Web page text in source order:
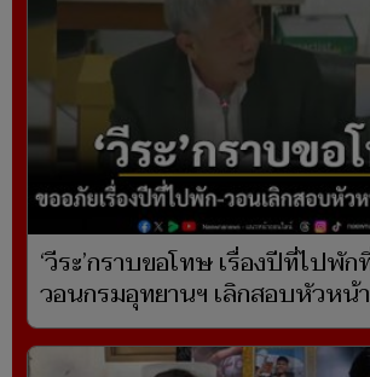
‘วีระ’กราบขอโทษ เรื่องปีที่ไปพั
วอนกรมอุทยานฯ เลิกสอบหัวหน้า